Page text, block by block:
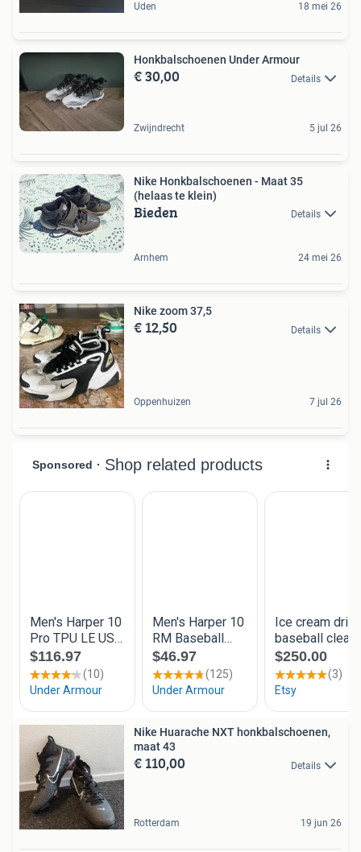
Uden 18 mei 26
Honkbalschoenen Under Armour
€ 30,00 Details
Zwijndrecht 5 jul 26
Nike Honkbalschoenen - Maat 35
(helaas te klein)
Bieden Details
Arnhem 24 mei 26
Nike zoom 37,5
€ 12,50 Details
Oppenhuizen 7 jul 26
Nike Huarache NXT honkbalschoenen,
maat 43
€ 110,00 Details
Rotterdam 19 jun 26